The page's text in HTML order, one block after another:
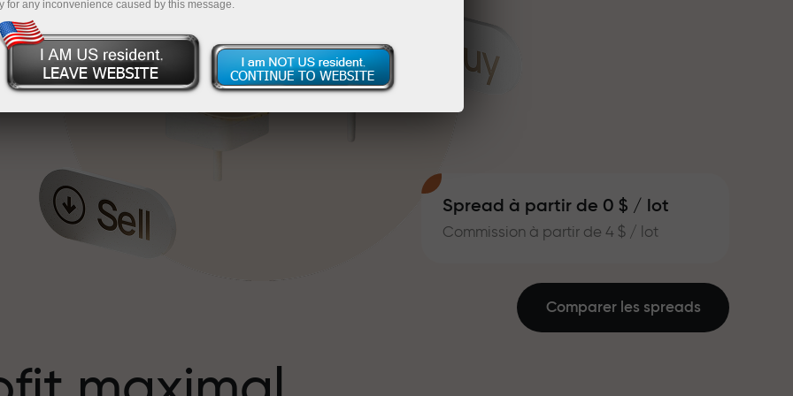
Spread à partir de 0 $ / lot
Commission à partir de 4 $ / lot
Comparer les spreads
for any inconvenience caused by this message.